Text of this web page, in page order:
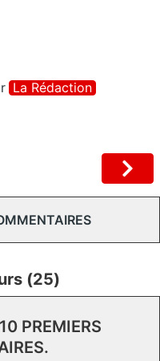
La Rédaction
(25)
PREMIERS